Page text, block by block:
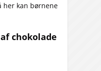
her kan børnene
chokolade